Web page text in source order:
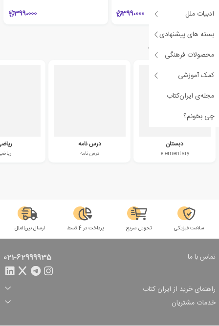
ادبیات ملل
بسته های پیشنهادی
محصولات فرهنگی
کمک آموزشی
مجله‌ی ایران‌کتاب
چی بخونم؟
399،000 399،000
دسته‌بندی‌های مرتبط
دبستان
elementary
درس نامه
درس نامه
سلامت فیزیکی تحویل سریع پرداخت در 4 قسط ارسال بین‌الملل
تماس با ما 021-62999935
راهنمای خرید از ایران کتاب
ثبت سفارش
شرایط ارسال سفارش
شیوه پرداخت
تخفیف‌های خرید
خدمات مشتریان